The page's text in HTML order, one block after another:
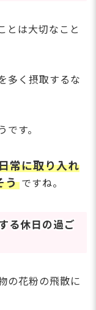
とは大切なこと
多く摂取するな
す。
常に取り入れ
う ですね。
る休日の過ご
の花粉の飛散に